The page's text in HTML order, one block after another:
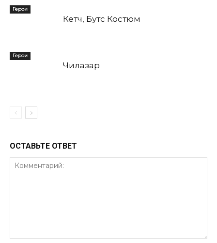
Герои
Кетч, Бутс Костюм
Герои
Чилазар
ОСТАВЬТЕ ОТВЕТ